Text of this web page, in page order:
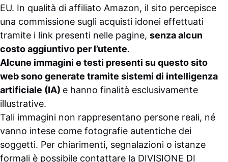
EU. In qualità di affiliato Amazon, il sito percepisce
una commissione sugli acquisti idonei effettuati
tramite i link presenti nelle pagine, senza alcun
costo aggiuntivo per l’utente.
Alcune immagini e testi presenti su questo sito
web sono generate tramite sistemi di intelligenza
artificiale (IA) e hanno finalità esclusivamente
illustrative.
Tali immagini non rappresentano persone reali, né
vanno intese come fotografie autentiche dei
soggetti. Per chiarimenti, segnalazioni o istanze
formali è possibile contattare la DIVISIONE DI